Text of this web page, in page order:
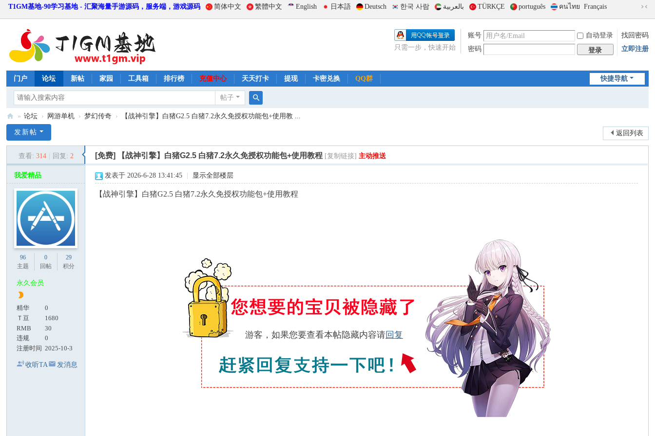
T1GM基地-90学习基地 - 汇聚海量手游源码，服务端，游戏源码 简体中文 繁體中文 English 日本語 Deutsch 한국 사람 بالعربية TÜRKÇE português คนไทย Français
到
版
账号 自动登录
找回密码
密码
登录 立即注册
只需一步，快速开始
快捷导航
门户 论坛 新帖 家园 工具箱 排行榜 充值中心 天天打卡 提现 卡密兑换 QQ群
帖子
搜
1
» 论坛 › 网游单机 › 梦幻传奇 › 【战神引擎】白猪G2.5 白猪7.2永久免授权功能包+使用教 ...
返回列表
发新帖
查看: 314 回复: 2 [免费] 【战神引擎】白猪G2.5 白猪7.2永久免授权功能包+使用教程 [复制链接] 主动推送
我爱精品
96
主题
0
回帖
29
积分
永久会员
精华
0
Ｔ豆
1680
RMB
30
违规
0
注册时间 2025-10-3
收听TA 发消息
发表于 2026-6-28 13:41:45 显示全部楼层
【战神引擎】白猪G2.5 白猪7.2永久免授权功能包+使用教程
游客，如果您要查看本帖隐藏内容请回复